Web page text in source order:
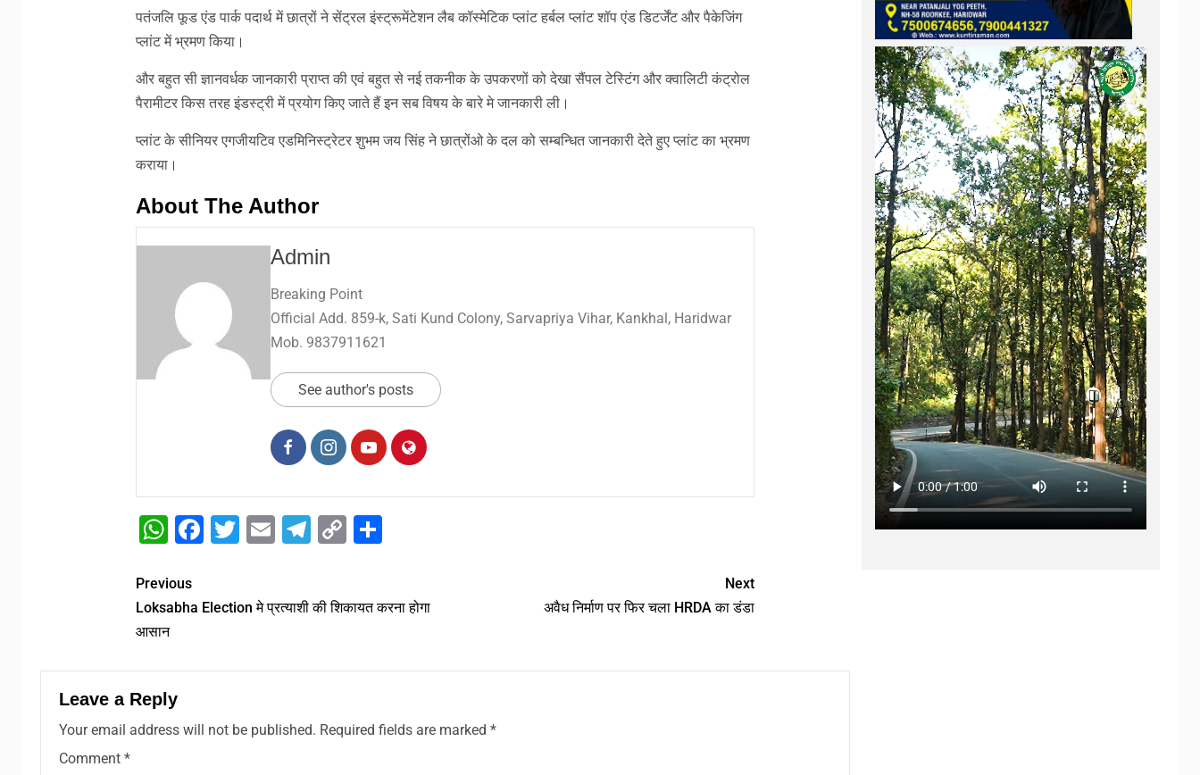
पतंजलि फूड एंड पार्क पदार्थ में छात्रों ने सेंट्रल इंस्ट्रूमेंटेशन लैब कॉस्मेटिक प्लांट हर्बल प्लांट शॉप एंड डिटर्जेंट और पैकेजिंग
प्लांट में भ्रमण किया।
और बहुत सी ज्ञानवर्धक जानकारी प्राप्त की एवं बहुत से नई तकनीक के उपकरणों को देखा सैंपल टेस्टिंग और क्वालिटी कंट्रोल
पैरामीटर किस तरह इंडस्ट्री में प्रयोग किए जाते हैं इन सब विषय के बारे मे जानकारी ली।
प्लांट के सीनियर एगजीयटिव एडमिनिस्ट्रेटर शुभम जय सिंह ने छात्रोंओ के दल को सम्बन्धित जानकारी देते हुए प्लांट का भ्रमण
कराया।
About The Author
Admin
Breaking Point
Official Add. 859-k, Sati Kund Colony, Sarvapriya Vihar, Kankhal, Haridwar
Mob. 9837911621
See author's posts
WhatsApp
Facebook
Twitter
EmailTelegram
CopyShare
Previous
Loksabha Election मे प्रत्याशी की शिकायत करना होगा
आसान
Next
अवैध निर्माण पर फिर चला HRDA का डंडा
Leave a Reply
Your email address will not be published. Required fields are marked *
Comment *